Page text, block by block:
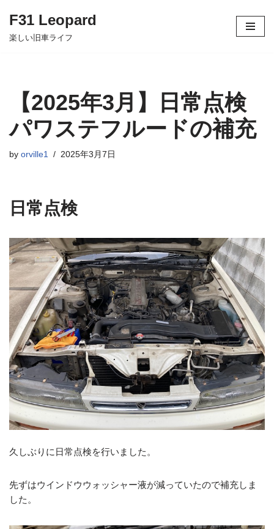
コ
ス
キ
ッ
F31 Leopard
楽しい旧車ライフ
【2025年3月】日常点検
パワステフルードの補充
by orville1 2025年3月7日
日常点検
久しぶりに日常点検を行いました。
先ずはウインドウウォッシャー液が減っていたので補充しま
した。